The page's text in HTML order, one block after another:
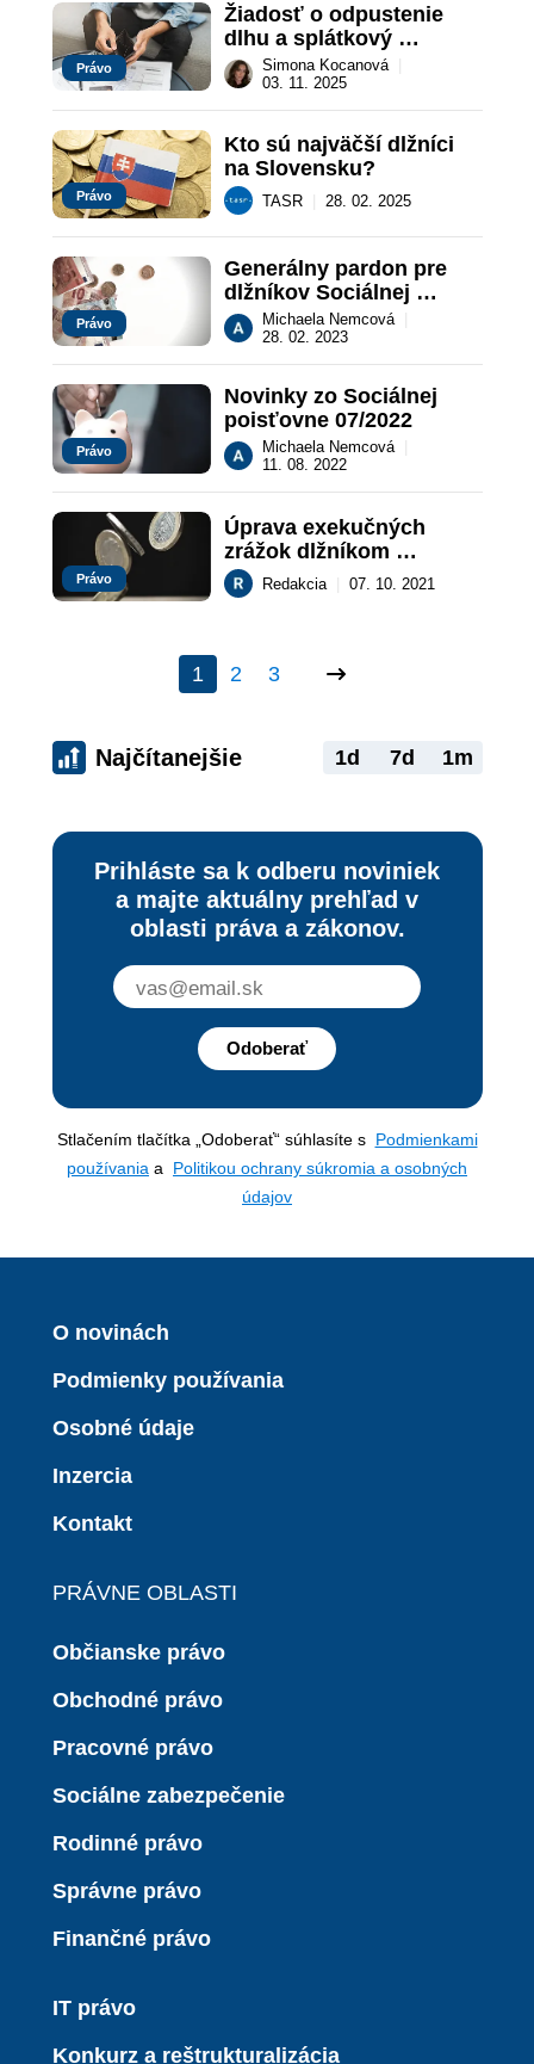
Právo
Žiadosť o odpustenie
dlhu a splátkový
kalendár (vzor): Ako sa
vyhnúť sa exekúcii
Simona Kocanová
03. 11. 2025
Právo
Kto sú najväčší dlžníci
na Slovensku?
TASR 28. 02. 2025
Právo
Generálny pardon pre
dlžníkov Sociálnej
poisťovne
Michaela Nemcová
28. 02. 2023
Právo
Novinky zo Sociálnej
poisťovne 07/2022
Michaela Nemcová
11. 08. 2022
Právo
Úprava exekučných
zrážok dlžníkom
nepomôže
Redakcia 07. 10. 2021
1 2 3
Najčítanejšie 1d 7d 1m
Prihláste sa k odberu noviniek
a majte aktuálny prehľad v
oblasti práva a zákonov.
Odoberať
Stlačením tlačítka „Odoberať“ súhlasíte s Podmienkami
používania a Politikou ochrany súkromia a osobných
údajov
O novinách
Podmienky používania
Osobné údaje
Inzercia
Kontakt
PRÁVNE OBLASTI
Občianske právo
Obchodné právo
Pracovné právo
Sociálne zabezpečenie
Rodinné právo
Správne právo
Finančné právo
IT právo
Konkurz a reštrukturalizácia